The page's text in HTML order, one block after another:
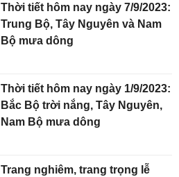
Thời tiết hôm nay ngày 7/9/2023:
Trung Bộ, Tây Nguyên và Nam
Bộ mưa dông
Thời tiết hôm nay ngày 1/9/2023:
Bắc Bộ trời nắng, Tây Nguyên,
Nam Bộ mưa dông
Trang nghiêm, trang trọng lễ